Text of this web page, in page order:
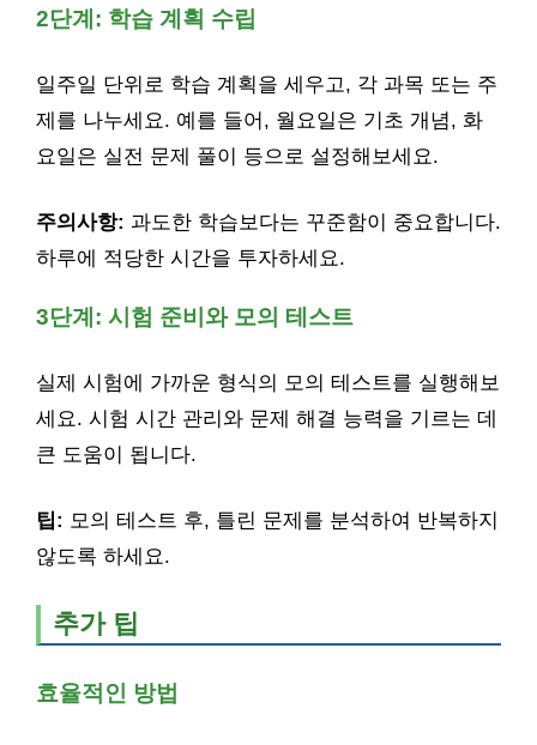
2단계: 학습 계획 수립
일주일 단위로 학습 계획을 세우고, 각 과목 또는 주
제를 나누세요. 예를 들어, 월요일은 기초 개념, 화
요일은 실전 문제 풀이 등으로 설정해보세요.
주의사항: 과도한 학습보다는 꾸준함이 중요합니다.
하루에 적당한 시간을 투자하세요.
3단계: 시험 준비와 모의 테스트
실제 시험에 가까운 형식의 모의 테스트를 실행해보
세요. 시험 시간 관리와 문제 해결 능력을 기르는 데
큰 도움이 됩니다.
팁: 모의 테스트 후, 틀린 문제를 분석하여 반복하지
않도록 하세요.
추가 팁
효율적인 방법